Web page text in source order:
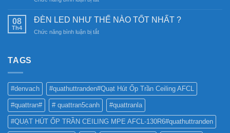
nghệ
sáng
Nam
6SS-
NÊN
DỤNG
QUẢNG
CÁO?
08
Th4
ĐÈN LED NHƯ THẾ NÀO TỐT NHẤT ?
Chức năng bình luận bị tắtở
TỐT
NHẤT
?
TAGS
#denvach #quathuttranden#Quạt Hút Ốp Trần Ceiling AFCL
#quattran# # quattran5canh #quattranla
#QUẠT HÚT ỐP TRẦN CEILING MPE AFCL-130R6#quathuttranden